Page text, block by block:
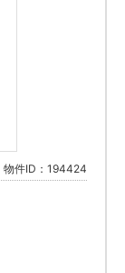
物件ID：194424